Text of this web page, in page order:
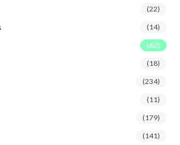
(22)
(14)
(62)
(18)
(234)
(11)
(179)
(141)